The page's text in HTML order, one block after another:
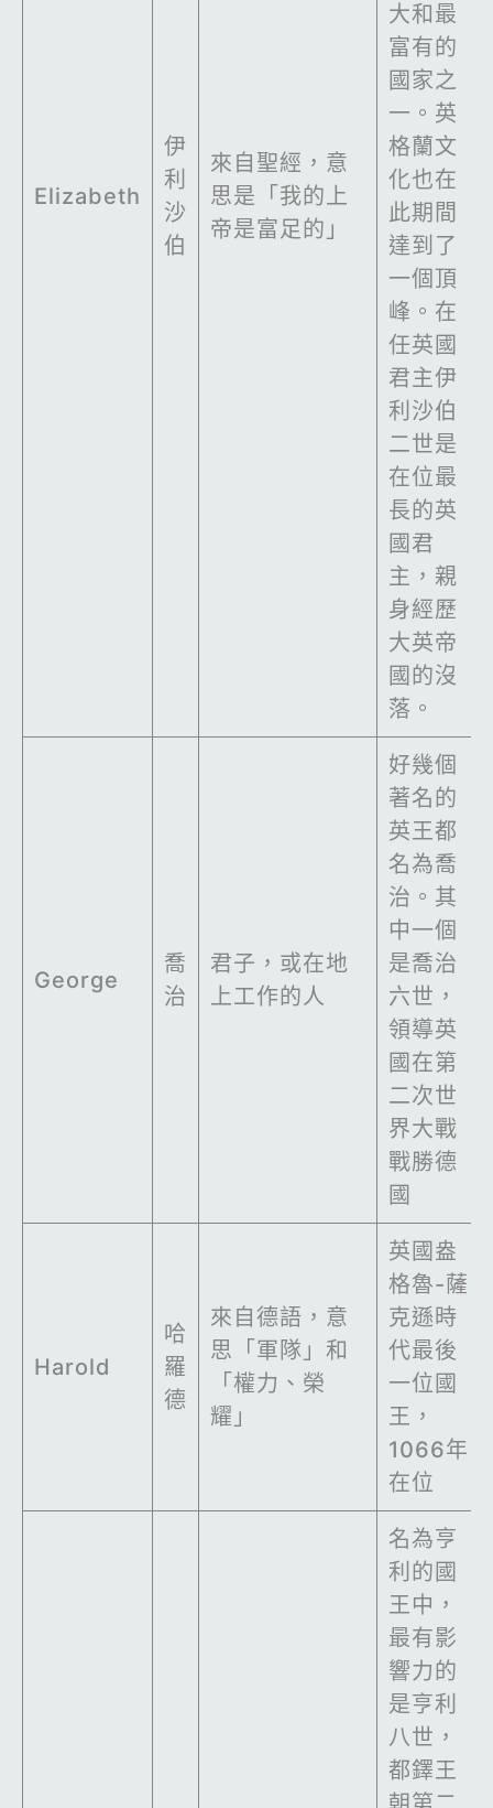
Elizabeth
伊
利
沙
伯
來自聖經，意
思是「我的上
帝是富足的」
大和最
富有的
國家之
一。英
格蘭文
化也在
此期間
達到了
一個頂
峰。在
任英國
君主伊
利沙伯
二世是
在位最
長的英
國君
主，親
身經歷
大英帝
國的沒
落。
George
喬
治
君子，或在地
上工作的人
好幾個
著名的
英王都
名為喬
治。其
中一個
是喬治
六世，
領導英
國在第
二次世
界大戰
戰勝德
國
Harold
哈
羅
德
來自德語，意
思「軍隊」和
「權力、榮
耀」
英國盎
格魯-薩
克遜時
代最後
一位國
王，
1066年
在位
名為亨
利的國
王中，
最有影
響力的
是亨利
八世，
都鐸王